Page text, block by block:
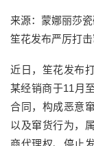
来源：蒙娜丽莎
笙花发布严厉打
近日，笙花发布
某经销商于11月
合同，构成恶意
以及窜货行为，
商代理权、停止